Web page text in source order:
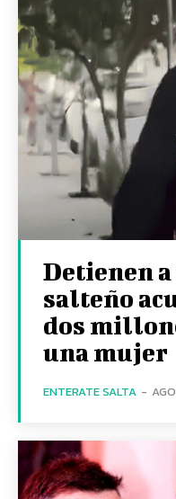
Detienen
salteño
dos
una mujer
ENTERATE SALTA -